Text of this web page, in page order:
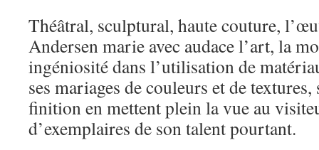
Théâtral, sculptural, haute couture,
Andersen marie avec audace l’art, la
ingéniosité dans l’utilisation de
ses mariages de couleurs et de
finition en mettent plein la vue au
d’exemplaires de son talent pourtant.